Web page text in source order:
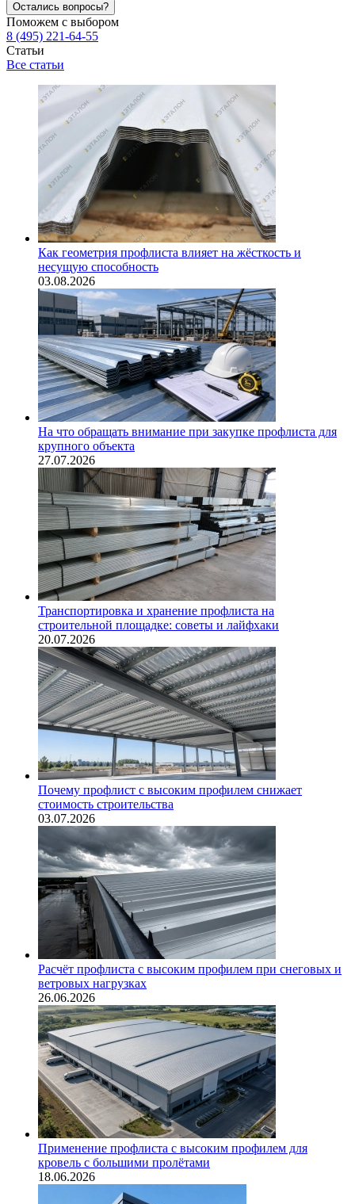
Остались вопросы?
Поможем с выбором
8 (495) 221-64-55
Статьи
Все статьи
Как геометрия профлиста влияет на жёсткость и
несущую способность
03.08.2026
На что обращать внимание при закупке профлиста для
крупного объекта
27.07.2026
Транспортировка и хранение профлиста на
строительной площадке: советы и лайфхаки
20.07.2026
Почему профлист с высоким профилем снижает
стоимость строительства
03.07.2026
Расчёт профлиста с высоким профилем при снеговых и
ветровых нагрузках
26.06.2026
Применение профлиста с высоким профилем для
кровель с большими пролётами
18.06.2026